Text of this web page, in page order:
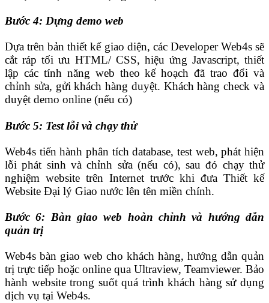
Bước 4: Dựng demo web
Dựa trên bản thiết kế giao diện, các Developer Web4s sẽ
cắt ráp tối ưu HTML/ CSS, hiệu ứng Javascript, thiết
lập các tính năng web theo kế hoạch đã trao đổi và
chỉnh sửa, gửi khách hàng duyệt. Khách hàng check và
duyệt demo online (nếu có)
Bước 5: Test lỗi và chạy thử
Web4s tiến hành phân tích database, test web, phát hiện
lỗi phát sinh và chỉnh sửa (nếu có), sau đó chạy thử
nghiệm website trên Internet trước khi đưa Thiết kế
Website Đại lý Giao nước lên tên miền chính.
Bước 6: Bàn giao web hoàn chỉnh và hướng dẫn
quản trị
Web4s bàn giao web cho khách hàng, hướng dẫn quản
trị trực tiếp hoặc online qua Ultraview, Teamviewer. Bảo
hành website trong suốt quá trình khách hàng sử dụng
dịch vụ tại Web4s.